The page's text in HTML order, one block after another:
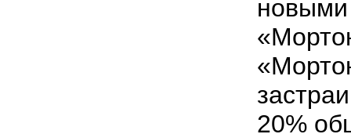
20%